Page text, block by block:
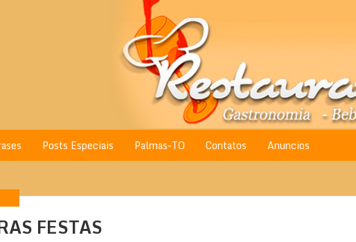
Posts Especiais Palmas-TO Contatos Anuncios
FESTAS